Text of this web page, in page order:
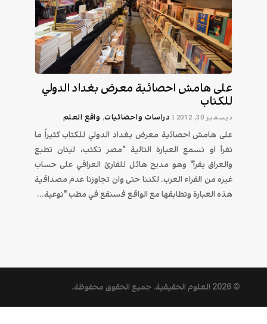
على هامش احصائية معرض بغداد الدولي
للكتاب
ديسمبر 30, 2012 | دراسات واحصائيات, واقع العلم
على هامش احصائية معرض بغداد الدولي للكتاب كثيراً ما
نقرأ او نسمع العبارة التالية "مصر تكتب، لبنان تطبع
والعراق يقرأ" وهو مديح هائل للقارئ العراقي على حساب
غيره من القراء العرب. لكننا حتى وان تجاوزنا عدم مصداقية
هذه العبارة وتطابقها مع الواقع فسنقع في مطب "نوعية...
© 2026 العلوم الحقيقية. جميع الحقوق محفوظة.